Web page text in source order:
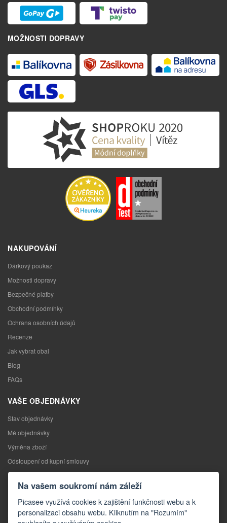
MOŽNOSTI DOPRAVY
NAKUPOVÁNÍ
Dárkový poukaz
Možnosti dopravy
Bezpečné platby
Obchodní podmínky
Ochrana osobních údajů
Recenze
Jak vybrat obal
Blog
FAQs
VAŠE OBJEDNÁVKY
Stav objednávky
Mé objednávky
Výměna zboží
Odstoupení od kupní smlouvy
Reklamace
Kontakty
Na vašem soukromí nám záleží
Picasee využívá cookies k zajištění funkčnosti webu a k
personalizaci obsahu webu. Kliknutím na "Rozumím"